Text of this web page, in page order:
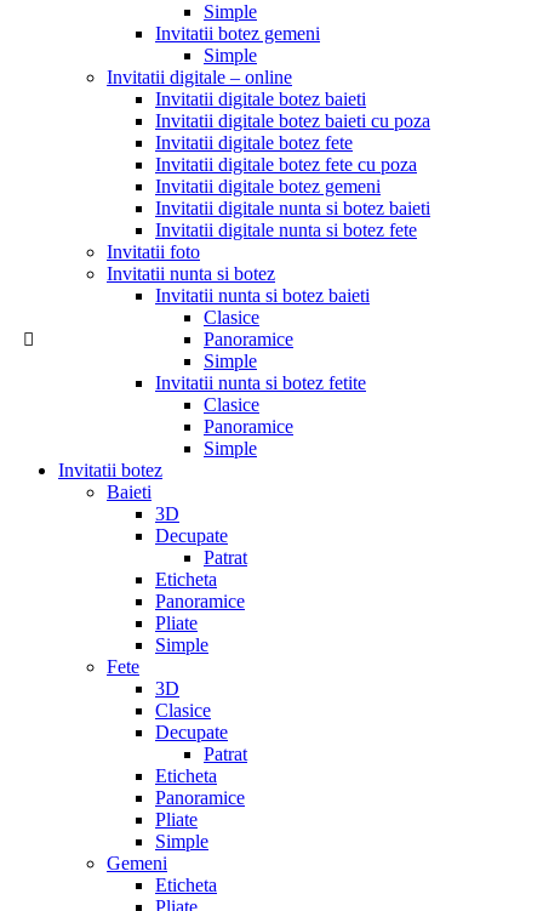
Simple
Invitatii botez gemeni
Simple
Invitatii digitale – online
Invitatii digitale botez baieti
Invitatii digitale botez baieti cu poza
Invitatii digitale botez fete
Invitatii digitale botez fete cu poza
Invitatii digitale botez gemeni
Invitatii digitale nunta si botez baieti
Invitatii digitale nunta si botez fete
Invitatii foto
Invitatii nunta si botez
Invitatii nunta si botez baieti
Clasice
Panoramice
Simple
Invitatii nunta si botez fetite
Clasice
Panoramice
Simple
Invitatii botez
Baieti
3D
Decupate
Patrat
Eticheta
Panoramice
Pliate
Simple
Fete
3D
Clasice
Decupate
Patrat
Eticheta
Panoramice
Pliate
Simple
Gemeni
Eticheta
Pliate